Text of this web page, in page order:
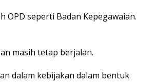
OPD seperti Badan Kepegawaian.
masih tetap berjalan.
dalam kebijakan dalam bentuk